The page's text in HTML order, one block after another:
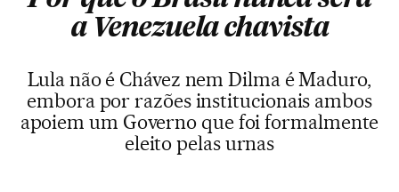
a Venezuela chavista
Lula não é Chávez nem Dilma é Maduro,
embora por razões institucionais ambos
apoiem um Governo que foi formalmente
eleito pelas urnas